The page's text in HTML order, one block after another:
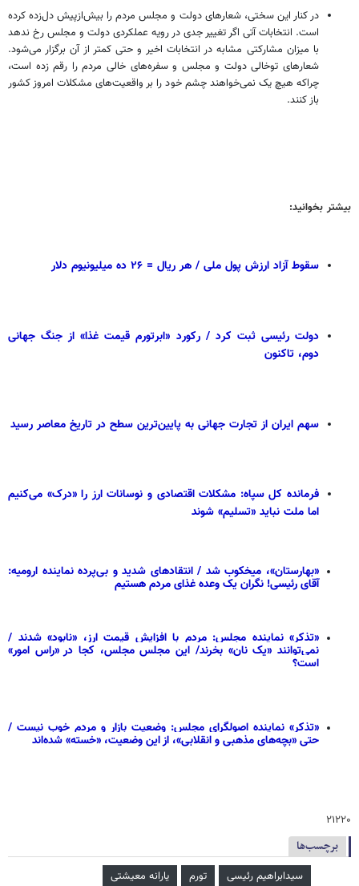
در کنار این سختی، شعارهای دولت و مجلس مردم را بیش‌ازپیش دل‌زده کرده
است. انتخابات آتی اگر تغییر جدی در رویه عملکردی دولت و مجلس رخ ندهد
با میزان مشارکتی مشابه در انتخابات اخیر و حتی کمتر از آن برگزار می‌شود.
شعارهای توخالی دولت و مجلس و سفره‌های خالی مردم را رقم زده است،
چراکه هیچ یک نمی‌خواهند چشم خود را بر واقعیت‌های مشکلات امروز کشور
باز کنند.
بیشتر بخوانید:
سقوط آزاد ارزش پول ملی / هر ریال = ۲۶ ده میلیونیوم دلار
دولت رئیسی ثبت کرد / رکورد «ابرتورم قیمت غذا» از جنگ جهانی
دوم، تاکنون
سهم ایران از تجارت جهانی به پایین‌ترین سطح در تاریخ معاصر رسید
فرمانده کل سپاه: مشکلات اقتصادی و نوسانات ارز را «درک» می‌کنیم
اما ملت نباید «تسلیم» شوند
«بهارستان»، میخکوب شد / انتقادهای شدید و بی‌پرده نماینده ارومیه:
آقای رئیسی! نگران یک وعده غذای مردم هستیم
«تذکر» نماینده مجلس: مردم با افزایش قیمت ارز، «نابود» شدند /
‌نمی‌توانند «یک نان» بخرند/ این مجلس مجلس، کجا در «راس امور»
است؟
«تذکر» نماینده اصولگرای مجلس: وضعیت بازار و مردم خوب نیست /
حتی «بچه‌های مذهبی و انقلابی»، از این وضعیت، «خسته» شده‌اند
۲۱۲۲۰
برچسب‌ها
سیدابراهیم رئیسی تورم یارانه معیشتی